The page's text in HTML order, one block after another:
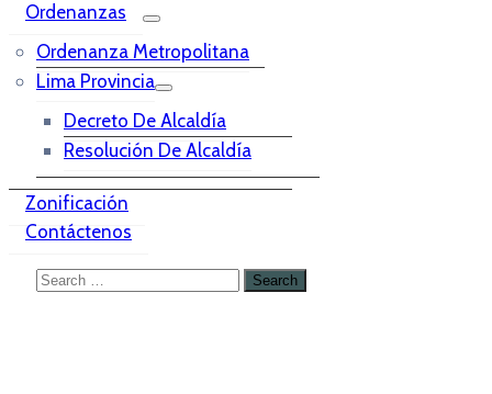
Ordenanzas
Ordenanza Metropolitana
Lima Provincia
Decreto De Alcaldía
Resolución De Alcaldía
Zonificación
Contáctenos